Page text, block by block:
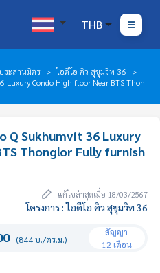
THB
ระสานมิตร
ไอดีโอ คิว สุขุมวิท 36
Luxury Condo High floor Near BTS Thon
Q Sukhumvit 36 Luxury
Thonglor Fully furnish
แก้ไขล่าสุดเมื่อ 18/03/2567
โครงการ : ไอดีโอ คิว สุขุมวิท 36
(844 บ./ตร.ม.)
สัญญา
12 เดือน